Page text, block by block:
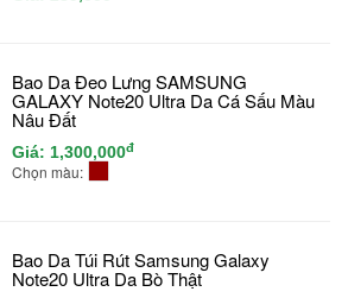
Bao Da Đeo Lưng SAMSUNG
GALAXY Note20 Ultra Da Cá Sấu Màu
Nâu Đất
Giá: 1,300,000đ
Chọn màu:
Bao Da Túi Rút Samsung Galaxy
Note20 Ultra Da Bò Thật